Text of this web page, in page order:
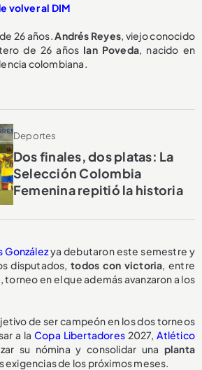
volver al DIM
26 años.Andrés Reyes, viejo conocido
de 26 años Ian Poveda, nacido en
colombiana.
Deportes
Dos finales, dos platas: La
Selección Colombia
Femenina repitió la historia
Gonzálezya debutaron este semestre y
disputados,todos con victoria , entre
, torneo en el que además avanzaron a los
de ser campeón en los dos torneos
a laCopa Libertadores 2027, Atlético
su nómina y consolidar una planta
exigencias de los próximos meses.